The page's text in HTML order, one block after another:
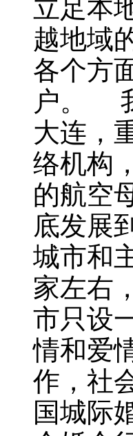
立足本
越地域
各个方
户。
大连，
络机构
的航空
底发展
城市和
家左右
市只设
情和爱
作，社
国城际